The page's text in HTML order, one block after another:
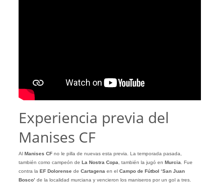
Experiencia previa del
Manises CF
Al Manises CFno le pilla de nuevas esta previa. La temporada pasada,
también como campeón de La Nostra Copa , también la jugó en Murcia . Fue
contra la EF Dolorensede Cartagena en el Campo de Fútbol ‘San Juan
Bosco’ de la localidad murciana y vencieron los maniseros por un gol a tres.